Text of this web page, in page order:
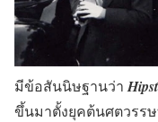
มีข้อสันนิษฐานว่า
ขึ้นมาตั้งยุคต้นศตวรร